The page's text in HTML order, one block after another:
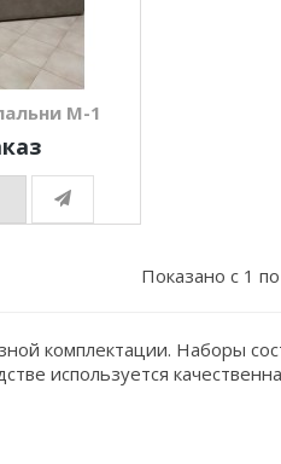
М-1
Показано с 1
комплектации. Наборы
используется